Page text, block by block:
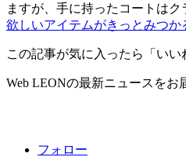
ますが、手に持ったコートはク
欲しいアイテムがきっとみつ
この記事が気に入ったら「いい
Web LEONの最新ニュースをお
フォロー